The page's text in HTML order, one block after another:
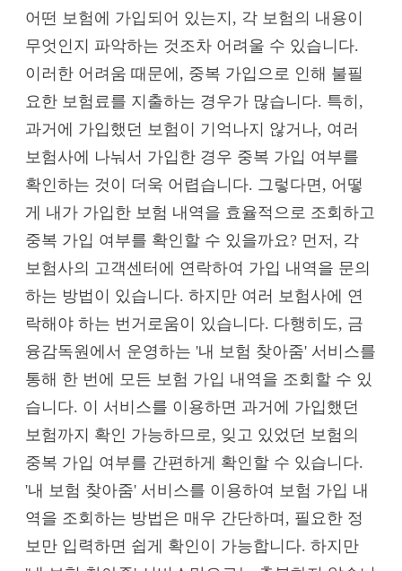
어떤 보험에 가입되어 있는지, 각 보험의 내용이
무엇인지 파악하는 것조차 어려울 수 있습니다.
이러한 어려움 때문에, 중복 가입으로 인해 불필
요한 보험료를 지출하는 경우가 많습니다. 특히,
과거에 가입했던 보험이 기억나지 않거나, 여러
보험사에 나눠서 가입한 경우 중복 가입 여부를
확인하는 것이 더욱 어렵습니다. 그렇다면, 어떻
게 내가 가입한 보험 내역을 효율적으로 조회하고
중복 가입 여부를 확인할 수 있을까요? 먼저, 각
보험사의 고객센터에 연락하여 가입 내역을 문의
하는 방법이 있습니다. 하지만 여러 보험사에 연
락해야 하는 번거로움이 있습니다. 다행히도, 금
융감독원에서 운영하는 '내 보험 찾아줌' 서비스를
통해 한 번에 모든 보험 가입 내역을 조회할 수 있
습니다. 이 서비스를 이용하면 과거에 가입했던
보험까지 확인 가능하므로, 잊고 있었던 보험의
중복 가입 여부를 간편하게 확인할 수 있습니다.
'내 보험 찾아줌' 서비스를 이용하여 보험 가입 내
역을 조회하는 방법은 매우 간단하며, 필요한 정
보만 입력하면 쉽게 확인이 가능합니다. 하지만